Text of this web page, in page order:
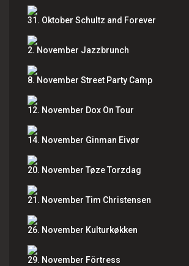
31. Oktober Schultz and Forever
2. November Jazzbrunch
8. November Street Party Camp
12. November Dox On Tour
14. November Ginman Eivør
20. November Tøze Torzdag
21. November Tim Christensen
26. November Kulturkøkken
29. November Förtress